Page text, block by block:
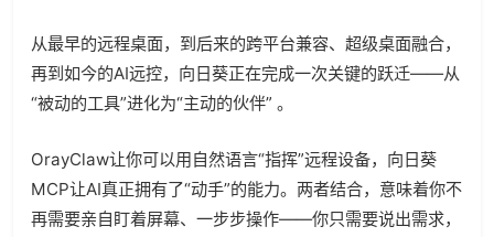
从最早的远程桌面，到后来的跨平台兼容、超级桌面融合，
再到如今的AI远控，向日葵正在完成一次关键的跃迁——从
“被动的工具”进化为“主动的伙伴” 。
OrayClaw让你可以用自然语言“指挥”远程设备，向日葵
MCP让AI真正拥有了“动手”的能力。两者结合，意味着你不
再需要亲自盯着屏幕、一步步操作——你只需要说出需求，